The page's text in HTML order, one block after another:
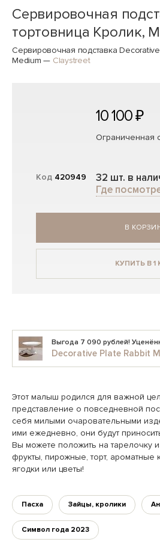
Сервировочная
тортовница Кролик, M
Сервировочная подставка
Medium — Claystreet
Код 420949
10 100 ₽
Ограниченная
32 шт. в
Где
В
КУПИТЬ В 1
Выгода 7 090 рублей!
Decorative Plate Rabbit
Этот малыш родился для важной
представление о повседневной
себя милыми очаровательными
ими ежедневно, они будут
Вы можете положить на тарелочку
фрукты, пирожные, торт, ароматные
ягодки или цветы!
Пасха Зайцы, кролики
Символ года 2023